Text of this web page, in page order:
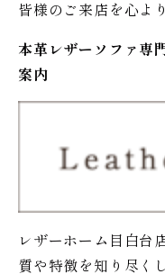
皆様のご来店を心よ
本革レザーソファ専
案内
レザーホーム目白台
質や特徴を知り尽く